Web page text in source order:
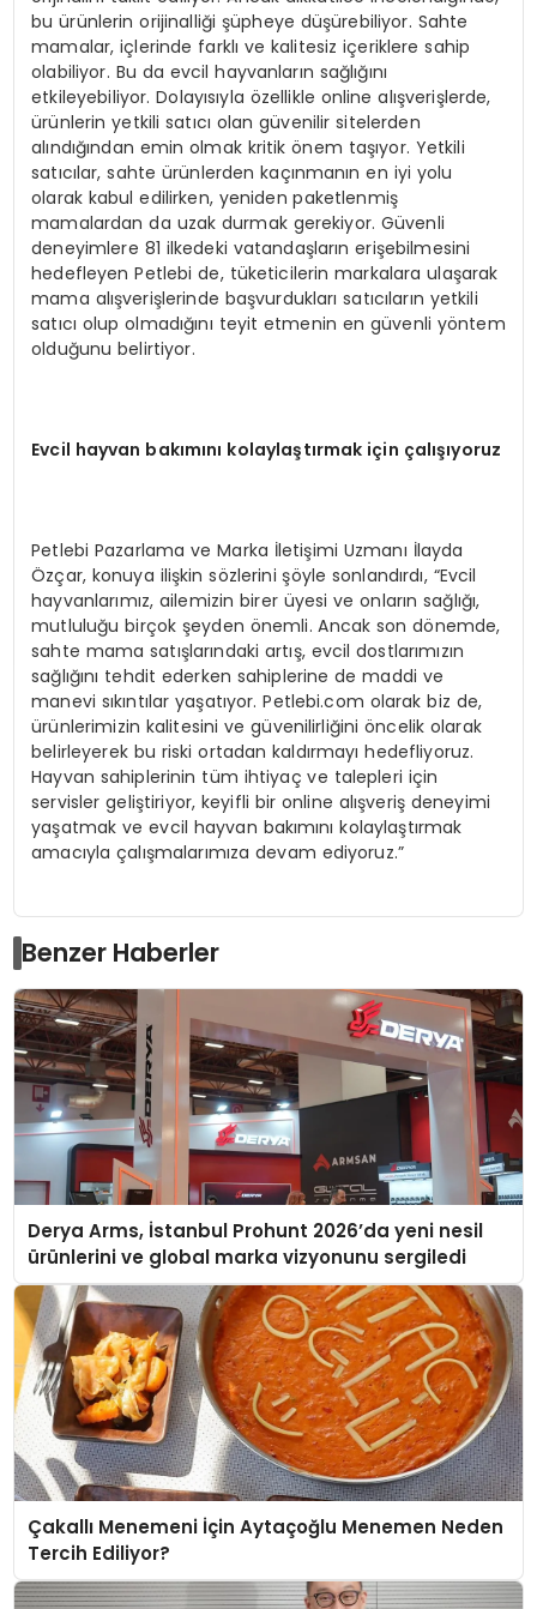
bu ürünlerin orijinalliği şüpheye düşürebiliyor. Sahte
mamalar, içlerinde farklı ve kalitesiz içeriklere sahip
olabiliyor. Bu da evcil hayvanların sağlığını
etkileyebiliyor. Dolayısıyla özellikle online alışverişlerde,
ürünlerin yetkili satıcı olan güvenilir sitelerden
alındığından emin olmak kritik önem taşıyor. Yetkili
satıcılar, sahte ürünlerden kaçınmanın en iyi yolu
olarak kabul edilirken, yeniden paketlenmiş
mamalardan da uzak durmak gerekiyor. Güvenli
deneyimlere 81 ilkedeki vatandaşların erişebilmesini
hedefleyen Petlebi de, tüketicilerin markalara ulaşarak
mama alışverişlerinde başvurdukları satıcıların yetkili
satıcı olup olmadığını teyit etmenin en güvenli yöntem
olduğunu belirtiyor.
Evcil hayvan bakımını kolaylaştırmak için çalışıyoruz
Petlebi Pazarlama ve Marka İletişimi Uzmanı İlayda
Özçar, konuya ilişkin sözlerini şöyle sonlandırdı, “Evcil
hayvanlarımız, ailemizin birer üyesi ve onların sağlığı,
mutluluğu birçok şeyden önemli. Ancak son dönemde,
sahte mama satışlarındaki artış, evcil dostlarımızın
sağlığını tehdit ederken sahiplerine de maddi ve
manevi sıkıntılar yaşatıyor. Petlebi.com olarak biz de,
ürünlerimizin kalitesini ve güvenilirliğini öncelik olarak
belirleyerek bu riski ortadan kaldırmayı hedefliyoruz.
Hayvan sahiplerinin tüm ihtiyaç ve talepleri için
servisler geliştiriyor, keyifli bir online alışveriş deneyimi
yaşatmak ve evcil hayvan bakımını kolaylaştırmak
amacıyla çalışmalarımıza devam ediyoruz.”
Benzer Haberler
Derya Arms, İstanbul Prohunt 2026’da yeni nesil
ürünlerini ve global marka vizyonunu sergiledi
Çakallı Menemeni İçin Aytaçoğlu Menemen Neden
Tercih Ediliyor?